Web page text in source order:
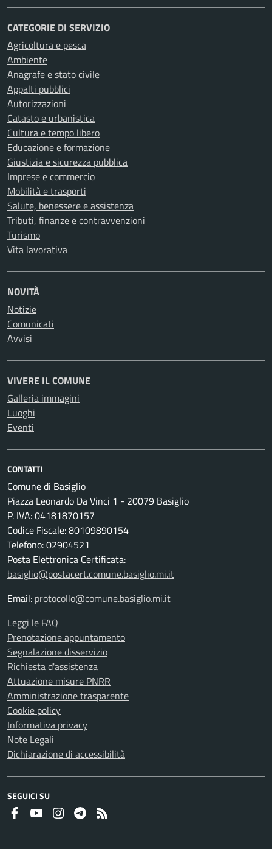
CATEGORIE DI SERVIZIO
Agricoltura e pesca
Ambiente
Anagrafe e stato civile
Appalti pubblici
Autorizzazioni
Catasto e urbanistica
Cultura e tempo libero
Educazione e formazione
Giustizia e sicurezza pubblica
Imprese e commercio
Mobilità e trasporti
Salute, benessere e assistenza
Tributi, finanze e contravvenzioni
Turismo
Vita lavorativa
NOVITÀ
Notizie
Comunicati
Avvisi
VIVERE IL COMUNE
Galleria immagini
Luoghi
Eventi
CONTATTI
Comune di Basiglio
Piazza Leonardo Da Vinci 1 - 20079 Basiglio
P. IVA: 04181870157
Codice Fiscale: 80109890154
Telefono: 02904521
Posta Elettronica Certificata:
basiglio@postacert.comune.basiglio.mi.it
Email: protocollo@comune.basiglio.mi.it
Leggi le FAQ
Prenotazione appuntamento
Segnalazione disservizio
Richiesta d'assistenza
Attuazione misure PNRR
Amministrazione trasparente
Cookie policy
Informativa privacy
Note Legali
Dichiarazione di accessibilità
SEGUICI SU
FaceboookYoutubeInstagramTelegram